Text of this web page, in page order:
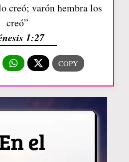
creó; varón hembra los
creó”
1:27